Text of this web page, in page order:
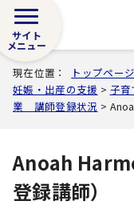
サイト
メニュー
現在位置： トップページ
妊娠・出産の支援 > 子育
業 講師登録状況 >
Anoah
登録講師）